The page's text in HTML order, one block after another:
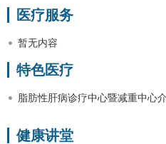
医疗服务
暂无内容
特色医疗
脂肪性肝病诊疗中心暨减重中心
健康讲堂